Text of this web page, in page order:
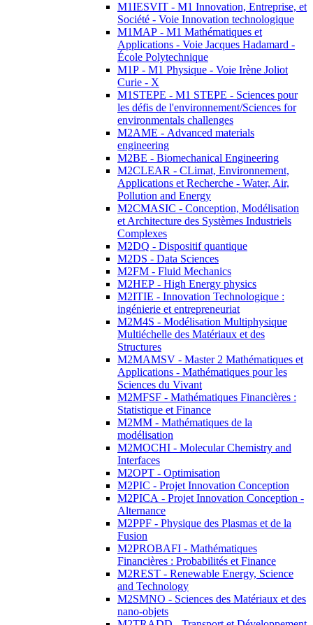
M1IESVIT - M1 Innovation, Entreprise, et
Société - Voie Innovation technologique
M1MAP - M1 Mathématiques et
Applications - Voie Jacques Hadamard -
École Polytechnique
M1P - M1 Physique - Voie Irène Joliot
Curie - X
M1STEPE - M1 STEPE - Sciences pour
les défis de l'environnement/Sciences for
environmentals challenges
M2AME - Advanced materials
engineering
M2BE - Biomechanical Engineering
M2CLEAR - CLimat, Environnement,
Applications et Recherche - Water, Air,
Pollution and Energy
M2CMASIC - Conception, Modélisation
et Architecture des Systèmes Industriels
Complexes
M2DQ - Dispositif quantique
M2DS - Data Sciences
M2FM - Fluid Mechanics
M2HEP - High Energy physics
M2ITIE - Innovation Technologique :
ingénierie et entrepreneuriat
M2M4S - Modélisation Multiphysique
Multiéchelle des Matériaux et des
Structures
M2MAMSV - Master 2 Mathématiques et
Applications - Mathématiques pour les
Sciences du Vivant
M2MFSF - Mathématiques Financières :
Statistique et Finance
M2MM - Mathématiques de la
modélisation
M2MOCHI - Molecular Chemistry and
Interfaces
M2OPT - Optimisation
M2PIC - Projet Innovation Conception
M2PICA - Projet Innovation Conception -
Alternance
M2PPF - Physique des Plasmas et de la
Fusion
M2PROBAFI - Mathématiques
Financières : Probabilités et Finance
M2REST - Renewable Energy, Science
and Technology
M2SMNO - Sciences des Matériaux et des
nano-objets